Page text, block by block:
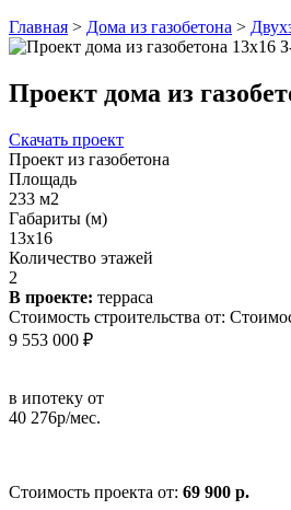
Главная > Дома из газобетона >
Проект дома из
Скачать проект
Проект из газобетона
Площадь
233 м2
Габариты (м)
13х16
Количество этажей
2
В проекте: терраса
Стоимость строительства от:
9 553 000 ₽
в ипотеку от
40 276р/мес.
Стоимость проекта от: 69 900 р.